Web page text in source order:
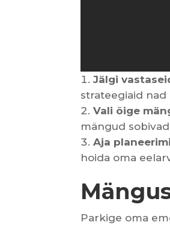
Jälgi
strateegiaid nad
Vali õige
mängud
Aja
hoida oma
Parkige oma